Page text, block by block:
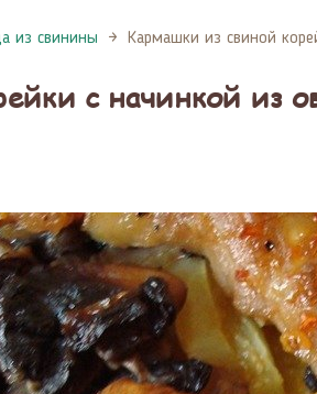
из свинины Кармашки из свиной
с начинкой из